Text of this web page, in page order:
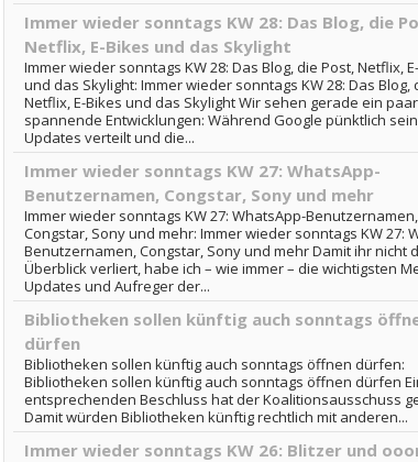
Immer wieder sonntags KW 28: Das Blog, die
Netflix, E-Bikes und das Skylight
Immer wieder sonntags KW 28: Das Blog, die Post, Netflix,
und das Skylight: Immer wieder sonntags KW 28: Das Blog,
Netflix, E-Bikes und das Skylight Wir sehen gerade ein paar
spannende Entwicklungen: Während Google pünktlich
Updates verteilt und die...
Immer wieder sonntags KW 27: WhatsApp-
Benutzernamen, Congstar, Sony und mehr
Immer wieder sonntags KW 27: WhatsApp-Benutzernamen,
Congstar, Sony und mehr: Immer wieder sonntags KW 27:
Benutzernamen, Congstar, Sony und mehr Damit ihr nicht
Überblick verliert, habe ich – wie immer – die wichtigsten
Updates und Aufreger der...
Bibliotheken sollen künftig auch sonntags
dürfen
Bibliotheken sollen künftig auch sonntags öffnen dürfen:
Bibliotheken sollen künftig auch sonntags öffnen dürfen
entsprechenden Beschluss hat der Koalitionsausschuss
Damit würden Bibliotheken künftig rechtlich mit anderen...
Immer wieder sonntags KW 26: Blitzer und